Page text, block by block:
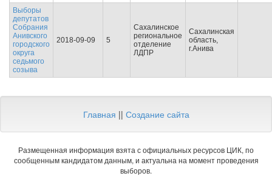
Выборы
депутатов
Собрания
Анивского
городского
округа
седьмого
созыва
2018-09-09 5
Сахалинское
региональное
отделение
ЛДПР
Сахалинская
область,
г.Анива
Главная || Создание сайта
Размещенная информация взята с официальных ресурсов ЦИК, по
сообщенным кандидатом данным, и актуальна на момент проведения
выборов.